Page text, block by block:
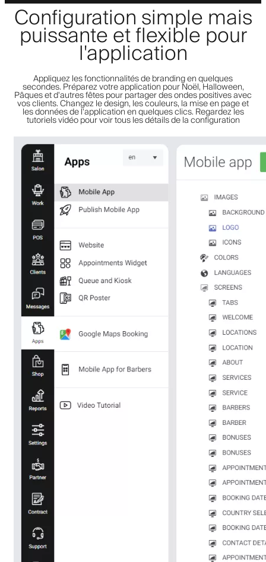
Configuration simple mais
puissante et flexible pour
l'application
Appliquez les fonctionnalités de branding en quelques
secondes. Préparez votre application pour Noël, Halloween,
Pâques et d'autres fêtes pour partager des ondes positives avec
vos clients. Changez le design, les couleurs, la mise en page et
les données de l'application en quelques clics. Regardez les
tutoriels vidéo pour voir tous les détails de la configuration